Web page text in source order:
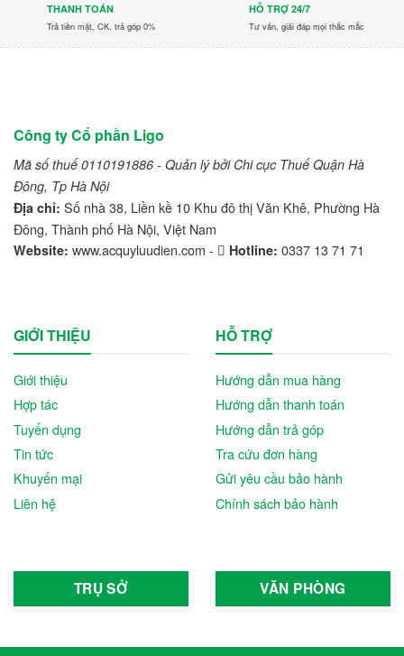
THANH TOÁN
Trả tiền mặt, CK, trả góp 0%
HỖ TRỢ 24/7
Tư vấn, giải đáp mọi thắc mắc
Công ty Cổ phần Ligo
Mã số thuế 0110191886 - Quản lý bởi Chi cục Thuế Quận Hà
Đông, Tp Hà Nội
Địa chỉ: Số nhà 38, Liền kề 10 Khu đô thị Văn Khê, Phường Hà
Đông, Thành phố Hà Nội, Việt Nam
Website: www.acquyluudien.com - Hotline: 0337 13 71 71
GIỚI THIỆU
Giới thiệu
Hợp tác
Tuyển dụng
Tin tức
Khuyến mại
Liên hệ
HỖ TRỢ
Hướng dẫn mua hàng
Hướng dẫn thanh toán
Hướng dẫn trả góp
Tra cứu đơn hàng
Gửi yêu cầu bảo hành
Chính sách bảo hành
TRỤ SỞ VĂN PHÒNG